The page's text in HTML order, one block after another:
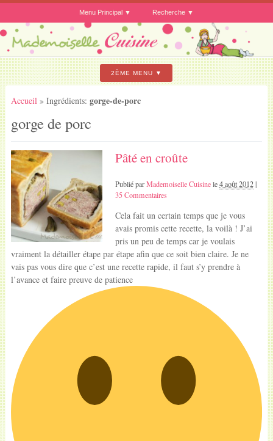
Menu Principal Recherche
2ÈME MENU
Accueil » Ingrédients: gorge-de-porc
gorge de porc
Pâté en croûte
Publié parMademoiselle Cuisinele4 août 2012|
35 Commentaires
Cela fait un certain temps que je vous
avais promis cette recette, la voilà ! J’ai
pris un peu de temps car je voulais
vraiment la détailler étape par étape afin que ce soit bien claire. Je ne
vais pas vous dire que c’est une recette rapide, il faut s’y prendre à
l’avance et faire preuve de patience